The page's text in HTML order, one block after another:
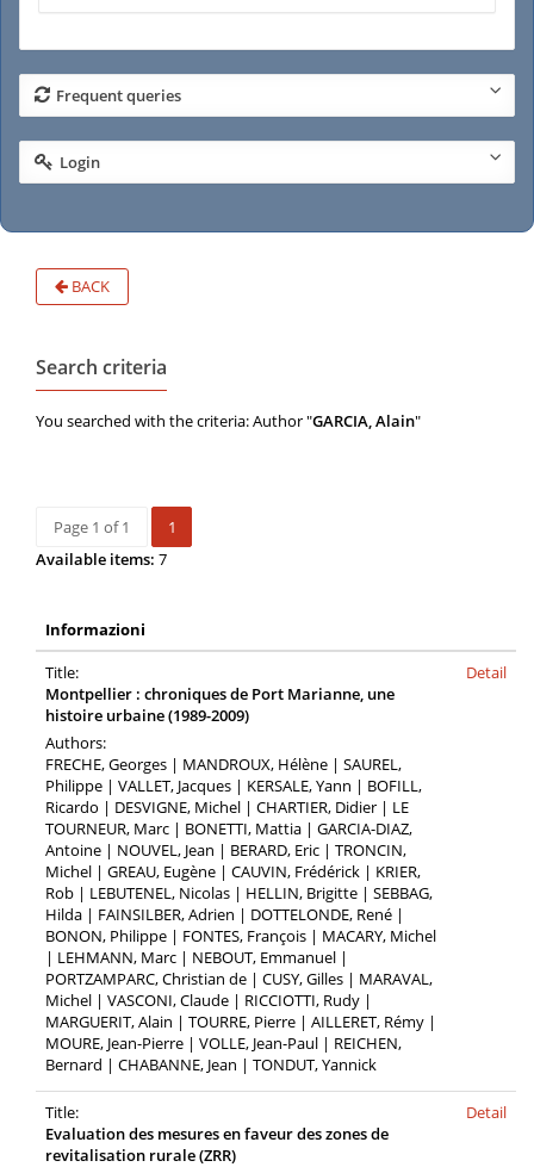
Frequent queries
Login
BACK
Search criteria
You searched with the criteria: Author "GARCIA, Alain"
Page 1 of 1
1
Available items: 7
Informazioni
Title:
Montpellier : chroniques de Port Marianne, une
histoire urbaine (1989-2009)
Authors:
FRECHE, Georges | MANDROUX, Hélène | SAUREL,
Philippe | VALLET, Jacques | KERSALE, Yann | BOFILL,
Ricardo | DESVIGNE, Michel | CHARTIER, Didier | LE
TOURNEUR, Marc | BONETTI, Mattia | GARCIA-DIAZ,
Antoine | NOUVEL, Jean | BERARD, Eric | TRONCIN,
Michel | GREAU, Eugène | CAUVIN, Frédérick | KRIER,
Rob | LEBUTENEL, Nicolas | HELLIN, Brigitte | SEBBAG,
Hilda | FAINSILBER, Adrien | DOTTELONDE, René |
BONON, Philippe | FONTES, François | MACARY, Michel
| LEHMANN, Marc | NEBOUT, Emmanuel |
PORTZAMPARC, Christian de | CUSY, Gilles | MARAVAL,
Michel | VASCONI, Claude | RICCIOTTI, Rudy |
MARGUERIT, Alain | TOURRE, Pierre | AILLERET, Rémy |
MOURE, Jean-Pierre | VOLLE, Jean-Paul | REICHEN,
Bernard | CHABANNE, Jean | TONDUT, Yannick
Detail
Title:
Evaluation des mesures en faveur des zones de
revitalisation rurale (ZRR)
Detail